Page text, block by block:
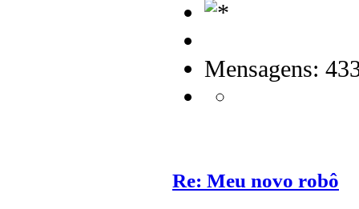
Mensagens:
Re: Meu novo robô